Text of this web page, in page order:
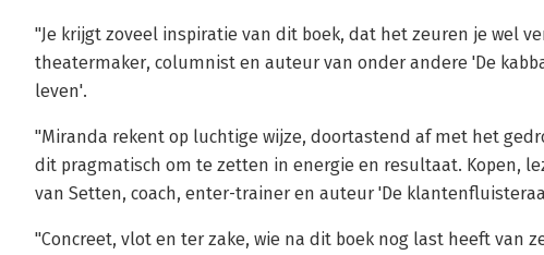
"Je krijgt zoveel inspiratie van dit boek, dat het zeuren je wel
theatermaker, columnist en auteur van onder andere 'De
leven'.
"Miranda rekent op luchtige wijze, doortastend af met het
dit pragmatisch om te zetten in energie en resultaat. Kopen,
van Setten, coach, enter-trainer en auteur 'De
"Concreet, vlot en ter zake, wie na dit boek nog last heeft van